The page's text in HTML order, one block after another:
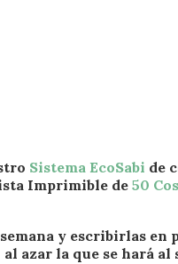
Sistema EcoSabi de
Imprimible de50
y escribirlas en
azar la que se hará al